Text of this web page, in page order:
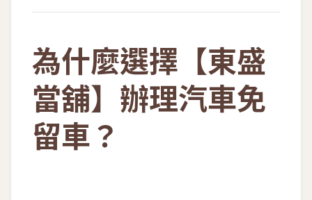
為什麼選擇【東盛
當舖】辦理汽車免
留車？